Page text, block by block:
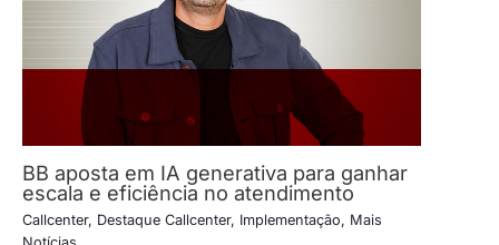
BB aposta em IA generativa para ganhar
escala e eficiência no atendimento
Callcenter, Destaque Callcenter, Implementação, Mais